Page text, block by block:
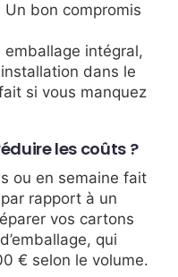
bon compromis
emballage intégral,
dans le
si vous manquez
les coûts ?
ou en semaine fait
rapport à un
vos cartons
qui
€ selon le volume.